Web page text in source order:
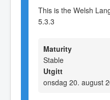
This is the Welsh
5.3.3
Maturity
Stable
Utgitt
onsdag 20. august